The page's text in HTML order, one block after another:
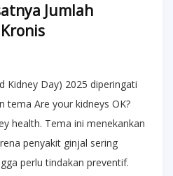
Jumlah
Kidney Day) 2025 diperingati
tema Are your kidneys OK?
health. Tema ini menekankan
penyakit ginjal sering
perlu tindakan preventif.